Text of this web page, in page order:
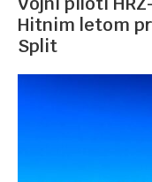
Hitnim letom
Split